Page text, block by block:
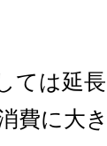
ては延
費に大